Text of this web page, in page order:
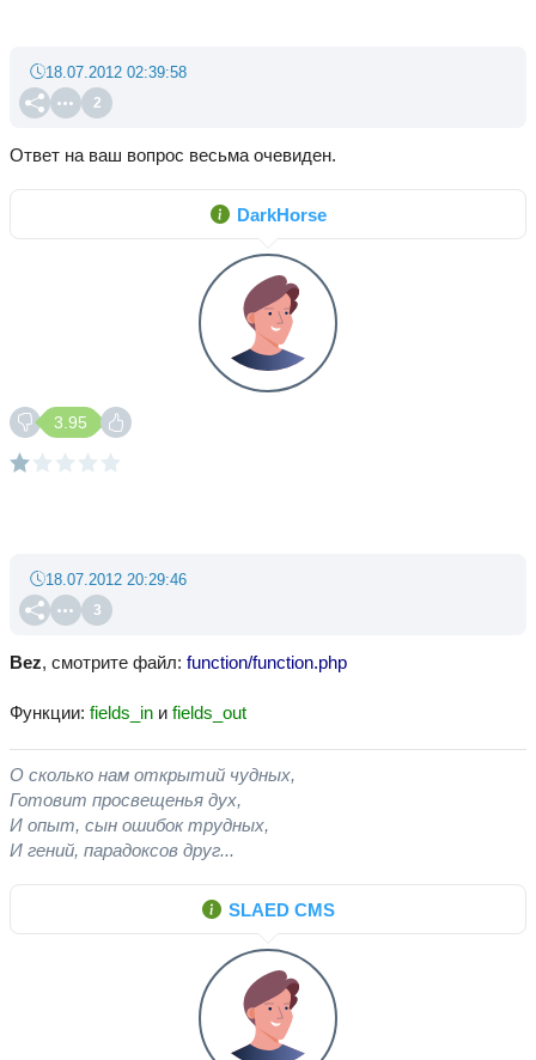
2
18.07.2012 02:39:58
Ответ на ваш вопрос весьма очевиден.
DarkHorse
3.95
3
18.07.2012 20:29:46
Bez, смотрите файл: function/function.php
Функции: fields_in и fields_out
О сколько нам открытий чудных,
Готовит просвещенья дух,
И опыт, сын ошибок трудных,
И гений, парадоксов друг...
SLAED CMS